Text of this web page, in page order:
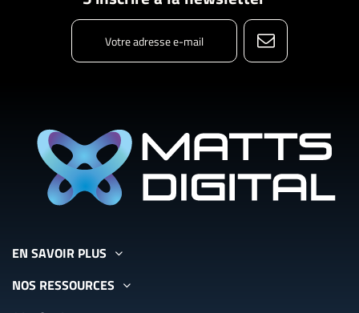
EN SAVOIR PLUS
NOS RESSOURCES